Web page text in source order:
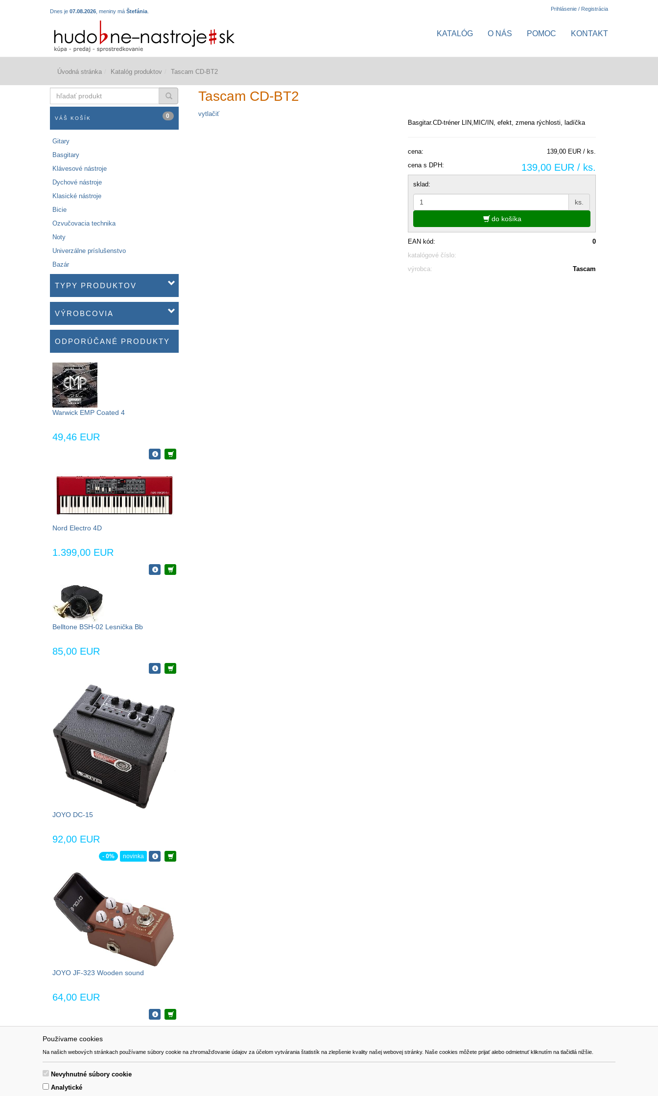
Používame cookies
Na našich webových stránkach používame súbory cookie na zhromažďovanie údajov za účelom vytvárania štatistík na zlepšenie kvality našej webovej stránky. Naše cookies môžete prijať alebo odmietnuť kliknutím na tlačidlá nižšie.
Nevyhnutné súbory cookie
Analytické
Dnes je 07.08.2026 , meniny má Štefánia Prihlásenie / Registrácia
KATALÓG O NÁS POMOC KONTAKT
Úvodná stránka Katalóg produktov Tascam CD-BT2
produkt
VÁŠ KOŠÍK 0
Gitary
Basgitary
Klávesové nástroje
Dychové nástroje
Klasické nástroje
Bicie
Ozvučovacia technika
Noty
Univerzálne príslušenstvo
Bazár
TYPY PRODUKTOV
VÝROBCOVIA
ODPORÚČANÉ PRODUKTY
Warwick EMP Coated 4
49,46 EUR
Nord Electro 4D
1.399,00 EUR
Belltone BSH-02 Lesnička Bb
85,00 EUR
JOYO DC-15
92,00 EUR
- 0% novinka
JOYO JF-323 Wooden sound
64,00 EUR
Tascam CD-BT2
vytlačiť
Basgitar.CD-tréner LIN,MIC/IN, efekt, zmena rýchlosti, ladíčka
cena:
139,00 EUR / ks.
cena s DPH:
139,00 EUR / ks.
sklad:
ks.
do košíka
EAN kód:
0
katalógové číslo:
výrobca:
Tascam
Pomoc
Kontakt